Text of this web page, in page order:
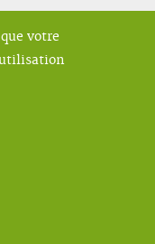
votre